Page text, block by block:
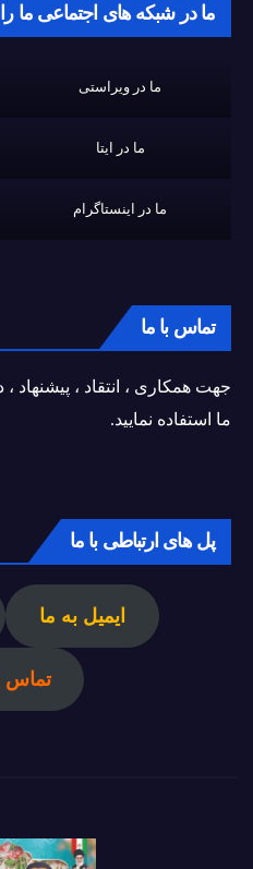
ما در شبکه های اجتماعی ما را
ما در ویراستی
ما در ایتا
ما در اینستاگرام
تماس با ما
جهت همکاری ، انتقاد ، پیشنهاد
ما استفاده نمایید.
پل های ارتباطی با ما
ایمیل به ما
تماس